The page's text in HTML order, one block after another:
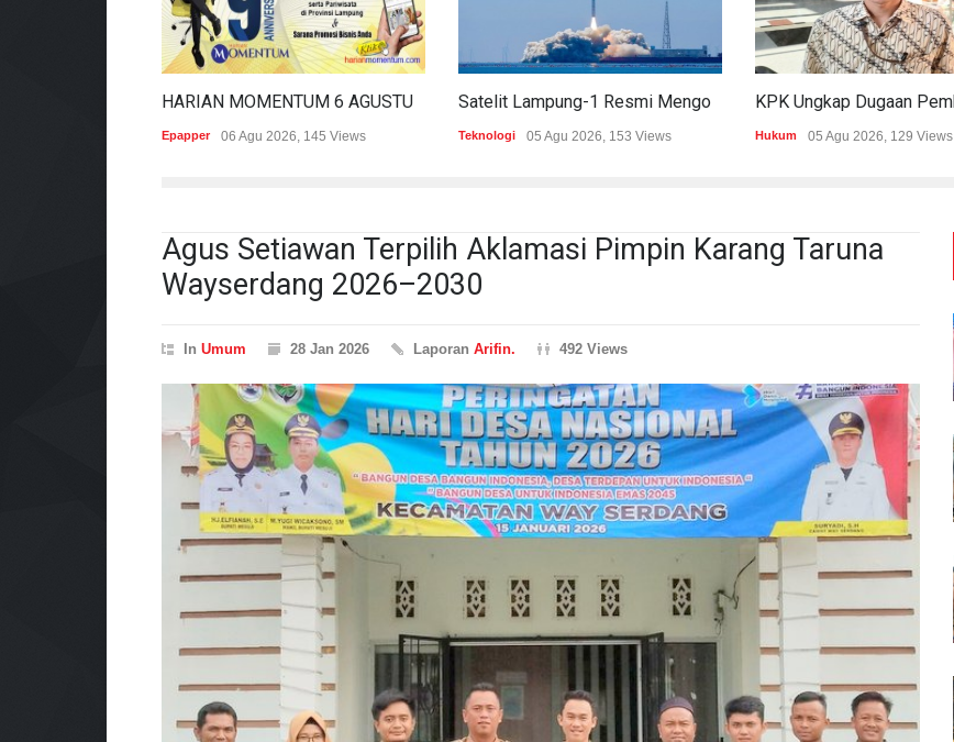
Epapper 06 Agu 2026, 145 Views Teknologi 05 Agu 2026, 153 Views Hukum 05 Agu 2026, 129 Views
Agus Setiawan Terpilih Aklamasi Pimpin Karang Taruna
Wayserdang 2026–2030
In Umum 28 Jan 2026 Laporan Arifin. 492 Views